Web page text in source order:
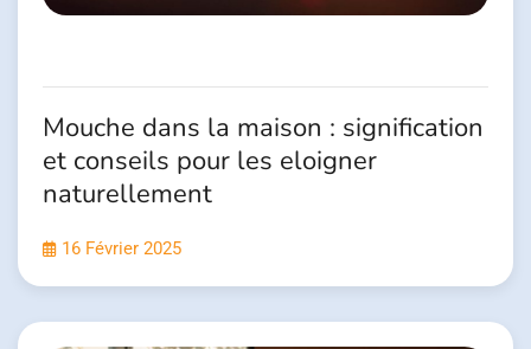
Mouche dans la maison : signification
et conseils pour les eloigner
naturellement
16 Février 2025